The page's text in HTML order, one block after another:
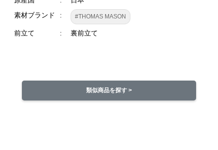
素材ブランド
#THOMAS MASON
前立て 裏前立て
類似商品を探す >